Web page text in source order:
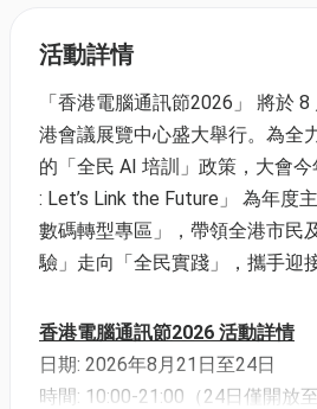
活動詳情
「香港電腦通訊節2026」 將於
港會議展覽中心盛大舉行。為全
的「全民 AI 培訓」政策，大會
: Let’s Link the Future」 為年度
數碼轉型專區」，帶領全港市民
驗」走向「全民實踐」，攜手迎
香港電腦通訊節2026 活動詳情
日期: 2026年8月21日至24日
時間: 10:00-21:00（24日僅開放